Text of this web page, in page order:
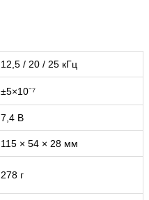
12,5 / 20 / 25 кГц
±5×10⁻⁷
7,4 В
115 × 54 × 28 мм
278 г